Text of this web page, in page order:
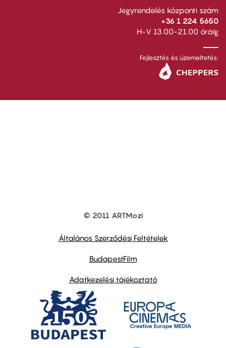
Jegyrendelés központi szám
+36 1 224 5650
H-V 13.00-21.00 óráig
Fejlesztés és üzemeltetés:
© 2011 ARTMozi
Általános Szerződési Feltételek
BudapestFilm
Adatkezelési tájékoztató